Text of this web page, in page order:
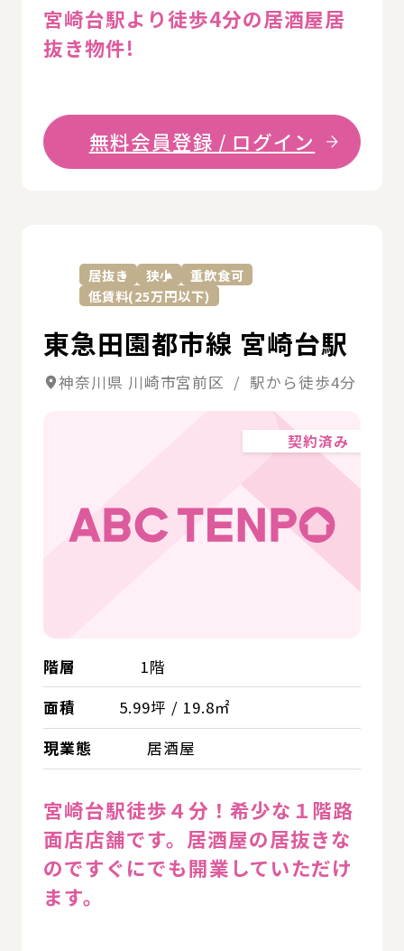
宮崎台駅より徒歩4分の居酒屋居
抜き物件!
無料会員登録 / ログイン
居抜き 狭小
重飲食可
低賃料(25万円以下)
東急田園都市線 宮崎台駅
神奈川県 川崎市宮前区 / 駅から徒歩4分
契約済み
階層
1階
面積
5.99坪 / 19.8㎡
現業態
居酒屋
宮崎台駅徒歩４分！希少な１階路
面店店舗です。居酒屋の居抜きな
のですぐにでも開業していただけ
ます。